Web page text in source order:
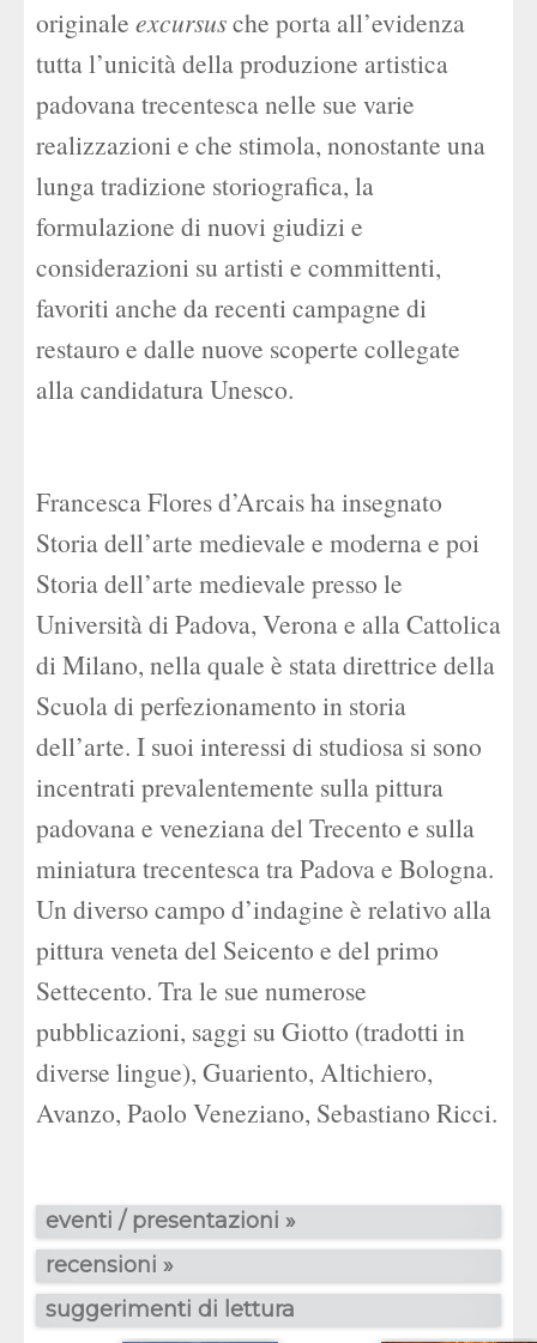
originale excursusche porta all’evidenza
tutta l’unicità della produzione artistica
padovana trecentesca nelle sue varie
realizzazioni e che stimola, nonostante una
lunga tradizione storiografica, la
formulazione di nuovi giudizi e
considerazioni su artisti e committenti,
favoriti anche da recenti campagne di
restauro e dalle nuove scoperte collegate
alla candidatura Unesco.
Francesca Flores d’Arcais ha insegnato
Storia dell’arte medievale e moderna e poi
Storia dell’arte medievale presso le
Università di Padova, Verona e alla Cattolica
di Milano, nella quale è stata direttrice della
Scuola di perfezionamento in storia
dell’arte. I suoi interessi di studiosa si sono
incentrati prevalentemente sulla pittura
padovana e veneziana del Trecento e sulla
miniatura trecentesca tra Padova e Bologna.
Un diverso campo d’indagine è relativo alla
pittura veneta del Seicento e del primo
Settecento. Tra le sue numerose
pubblicazioni, saggi su Giotto (tradotti in
diverse lingue), Guariento, Altichiero,
Avanzo, Paolo Veneziano, Sebastiano Ricci.
eventi / presentazioni »
recensioni »
suggerimenti di lettura